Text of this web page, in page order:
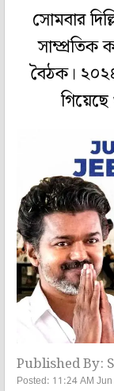
সোমবার
সাম্প্রতিক
বৈঠক।
Published By:
Posted: 11:24 AM